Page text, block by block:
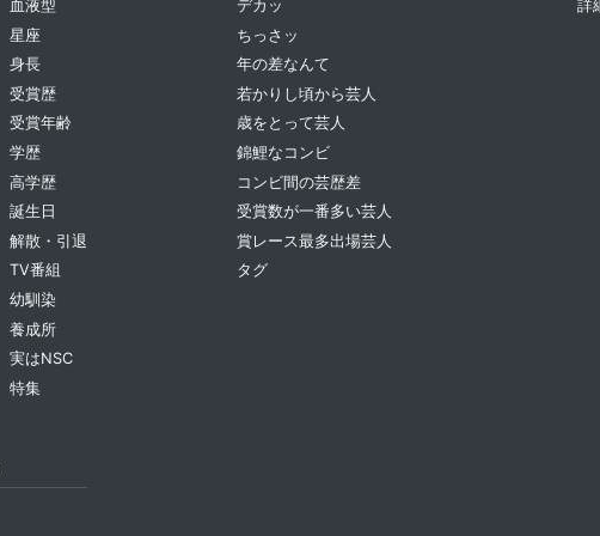
血液型
星座
身長
受賞歴
受賞年齢
学歴
高学歴
誕生日
解散・引退
TV番組
幼馴染
養成所
実はNSC
特集
デカッ
ちっさッ
年の差なんて
若かりし頃から芸人
歳をとって芸人
錦鯉なコンビ
コンビ間の芸歴差
受賞数が一番多い芸人
賞レース最多出場芸人
タグ
詳